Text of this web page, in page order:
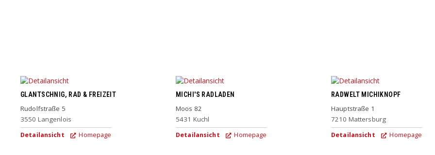
GLANTSCHNIG, RAD & FREIZEIT
Rudolfstraße 5
3550 Langenlois
Detailansicht Homepage
MICHI'S RADLADEN
Moos 82
5431 Kuchl
Detailansicht Homepage
RADWELT MICHIKNOPF
Hauptstraße 1
7210 Mattersburg
Detailansicht Homepage